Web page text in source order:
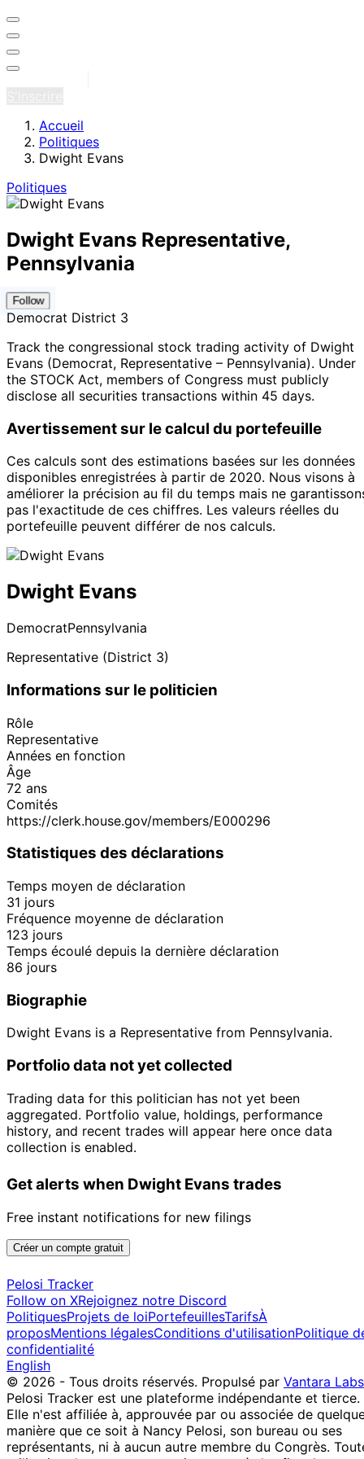
Accueil
Politiques
Dwight Evans
Politiques
Dwight Evans Representative,
Pennsylvania
Follow
Democrat District 3
Track the congressional stock trading activity of Dwight
Evans (Democrat, Representative – Pennsylvania). Under
the STOCK Act, members of Congress must publicly
disclose all securities transactions within 45 days.
Avertissement sur le calcul du portefeuille
Ces calculs sont des estimations basées sur les données
disponibles enregistrées à partir de 2020. Nous visons à
améliorer la précision au fil du temps mais ne
pas l'exactitude de ces chiffres. Les valeurs réelles du
portefeuille peuvent différer de nos calculs.
Dwight Evans
DemocratPennsylvania
Representative (District 3)
Informations sur le politicien
Rôle
Representative
Années en fonction
Âge
72 ans
Comités
https://clerk.house.gov/members/E000296
Statistiques des déclarations
Temps moyen de déclaration
31 jours
Fréquence moyenne de déclaration
123 jours
Temps écoulé depuis la dernière déclaration
86 jours
Biographie
Dwight Evans is a Representative from Pennsylvania.
Portfolio data not yet collected
Trading data for this politician has not yet been
aggregated. Portfolio value, holdings, performance
history, and recent trades will appear here once data
collection is enabled.
Get alerts when Dwight Evans trades
Free instant notifications for new filings
Créer un compte gratuit
Pelosi Tracker
Follow on XRejoignez notre Discord
PolitiquesProjets de loiPortefeuillesTarifsÀ
proposMentions légalesConditions d'utilisationPolitique
confidentialité
English
© 2026 - Tous droits réservés. Propulsé par Vantara Labs
Pelosi Tracker est une plateforme indépendante et tierce.
Elle n'est affiliée à, approuvée par ou associée de
manière que ce soit à Nancy Pelosi, son bureau ou ses
représentants, ni à aucun autre membre du Congrès.